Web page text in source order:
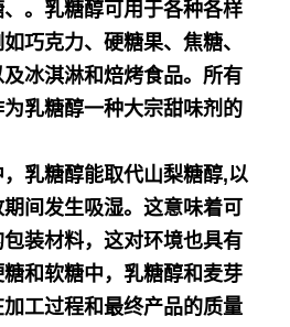
。乳糖醇可用于各种各样
巧克力、硬糖果、焦糖、
冰淇淋和焙烤食品。所有
乳糖醇一种大宗甜味剂的
乳糖醇能取代山梨糖醇,以
间发生吸湿。这意味着可
装材料，这对环境也具有
和软糖中，乳糖醇和麦芽
工过程和最终产品的质量